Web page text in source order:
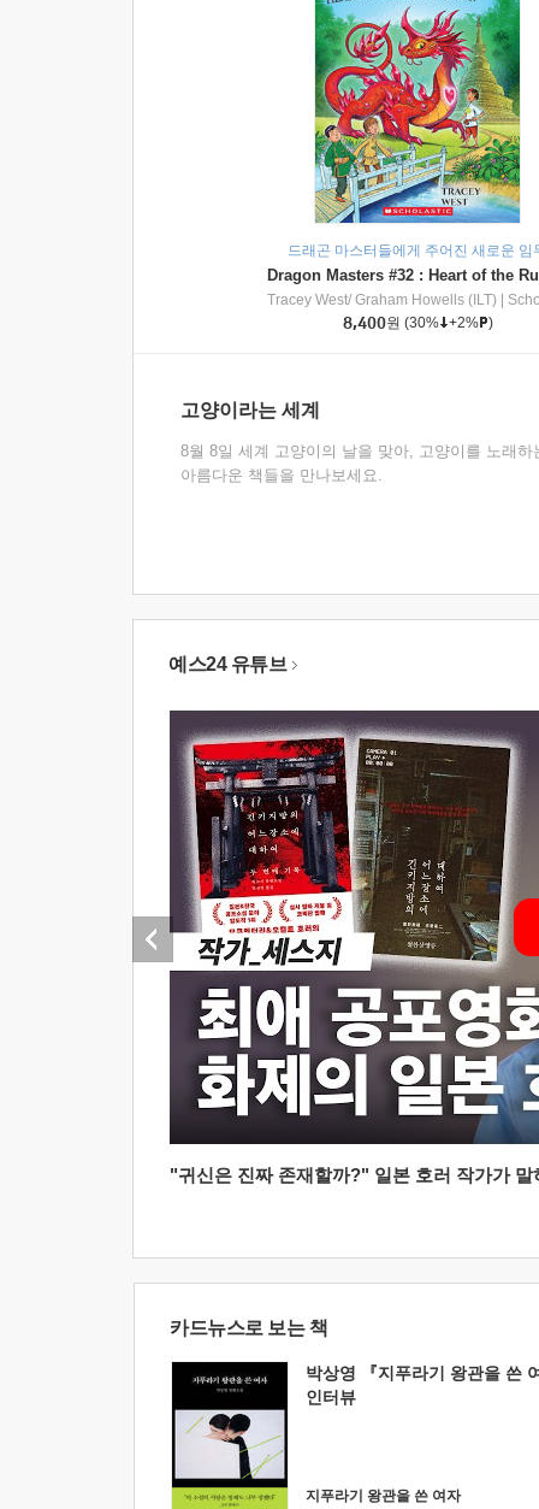
드래곤 마스터들에게 주어진 새로운 임
Tracey West/ Graham Howells (ILT)
8,400원 (30% +2% )
고양이라는 세계
8월 8일 세계 고양이의 날을 맞아, 고양이를 노래하
아름다운 책들을 만나보세요.
예스24 유튜브
"귀신은 진짜 존재할까?" 일본 호러 작가가
카드뉴스로 보는 책
박상영 『지푸라기 왕관을 쓴
인터뷰
지푸라기 왕관을 쓴 여자